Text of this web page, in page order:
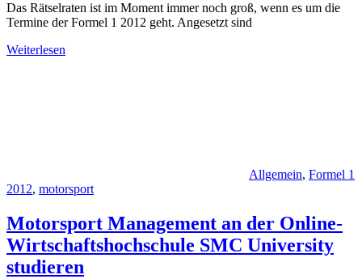
Das Rätselraten ist im Moment immer noch groß, wenn es um die
Termine der Formel 1 2012 geht. Angesetzt sind
Weiterlesen
Allgemein, Formel 1
2012, motorsport
Motorsport Management an der Online-
Wirtschaftshochschule SMC University
studieren